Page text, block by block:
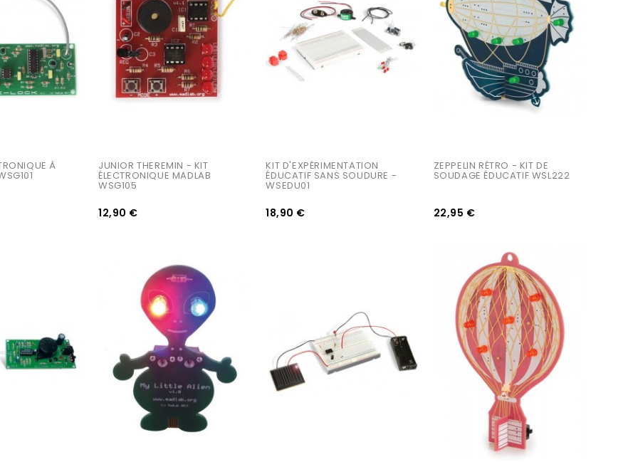
À JUNIOR THEREMIN - KIT
ÉLECTRONIQUE MADLAB
WSG105
12,90 €
KIT D'EXPÉRIMENTATION
ÉDUCATIF SANS SOUDURE -
WSEDU01
18,90 €
ZEPPELIN RÉTRO - KIT DE
SOUDAGE ÉDUCATIF WSL222
22,95 €